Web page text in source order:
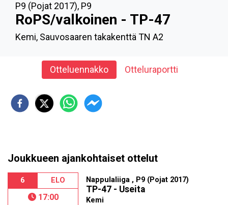
P9 (Pojat 2017), P9
RoPS/valkoinen - TP-47
Kemi, Sauvosaaren takakenttä TN A2
Otteluennakko Otteluraportti
Joukkueen ajankohtaiset ottelut
6 ELO
17:00
Nappulaliiga , P9 (Pojat 2017)
TP-47 - Useita
Kemi